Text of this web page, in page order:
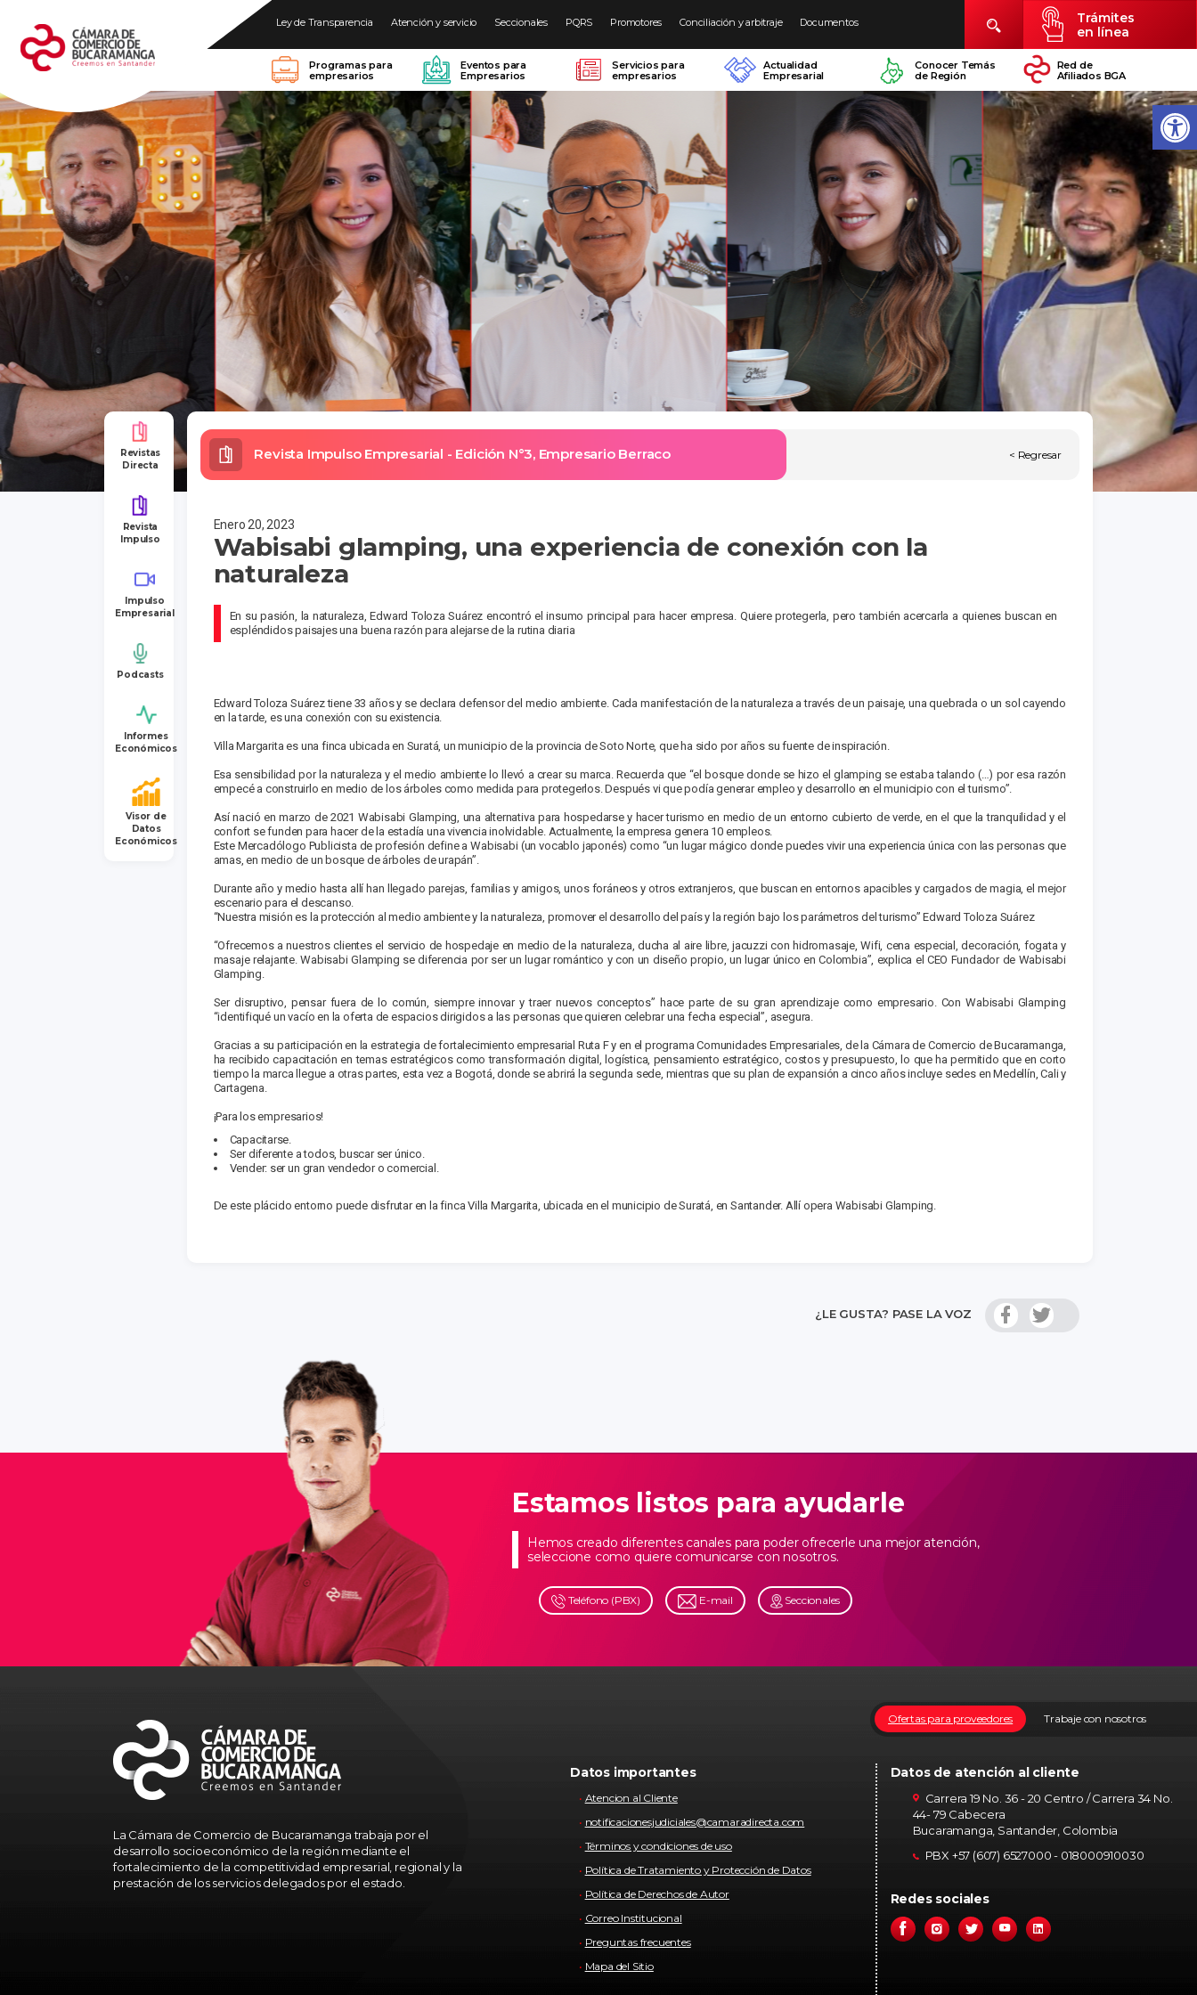
Ley de Transparencia Atención y servicio Seccionales PQRS Promotores Conciliación y arbitraje Documentos
Trámites
en línea
Programas para
empresarios
Eventos para
Empresarios
Servicios para
empresarios
Actualidad
Empresarial
Conocer Temás
de Región
Red de
Afiliados BGA
Revistas
Directa
Revista
Impulso
Impulso
Empresarial
Podcasts
Informes
Económicos
Visor de
Datos
Económicos
Revista Impulso Empresarial - Edición N°3, Empresario Berraco < Regresar
Enero 20, 2023
Wabisabi glamping, una experiencia de conexión con la
naturaleza
En su pasión, la naturaleza, Edward Toloza Suárez encontró el insumo principal para hacer empresa. Quiere protegerla, pero también acercarla a quienes buscan en
espléndidos paisajes una buena razón para alejarse de la rutina diaria
Edward Toloza Suárez tiene 33 años y se declara defensor del medio ambiente. Cada manifestación de la naturaleza a través de un paisaje, una quebrada o un sol cayendo
en la tarde, es una conexión con su existencia.
Villa Margarita es una finca ubicada en Suratá, un municipio de la provincia de Soto Norte, que ha sido por años su fuente de inspiración.
Esa sensibilidad por la naturaleza y el medio ambiente lo llevó a crear su marca. Recuerda que “el bosque donde se hizo el glamping se estaba talando (…) por esa razón
empecé a construirlo en medio de los árboles como medida para protegerlos. Después vi que podía generar empleo y desarrollo en el municipio con el turismo”.
Así nació en marzo de 2021 Wabisabi Glamping, una alternativa para hospedarse y hacer turismo en medio de un entorno cubierto de verde, en el que la tranquilidad y el
confort se funden para hacer de la estadía una vivencia inolvidable. Actualmente, la empresa genera 10 empleos.
Este Mercadólogo Publicista de profesión define a Wabisabi (un vocablo japonés) como “un lugar mágico donde puedes vivir una experiencia única con las personas que
amas, en medio de un bosque de árboles de urapán”.
Durante año y medio hasta allí han llegado parejas, familias y amigos, unos foráneos y otros extranjeros, que buscan en entornos apacibles y cargados de magia, el mejor
escenario para el descanso.
“Nuestra misión es la protección al medio ambiente y la naturaleza, promover el desarrollo del país y la región bajo los parámetros del turismo” Edward Toloza Suárez
“Ofrecemos a nuestros clientes el servicio de hospedaje en medio de la naturaleza, ducha al aire libre, jacuzzi con hidromasaje, Wifi, cena especial, decoración, fogata y
masaje relajante. Wabisabi Glamping se diferencia por ser un lugar romántico y con un diseño propio, un lugar único en Colombia”, explica el CEO Fundador de Wabisabi
Glamping.
Ser disruptivo, pensar fuera de lo común, siempre innovar y traer nuevos conceptos” hace parte de su gran aprendizaje como empresario. Con Wabisabi Glamping
“identifiqué un vacío en la oferta de espacios dirigidos a las personas que quieren celebrar una fecha especial”, asegura.
Gracias a su participación en la estrategia de fortalecimiento empresarial Ruta F y en el programa Comunidades Empresariales, de la Cámara de Comercio de Bucaramanga,
ha recibido capacitación en temas estratégicos como transformación digital, logística, pensamiento estratégico, costos y presupuesto, lo que ha permitido que en corto
tiempo la marca llegue a otras partes, esta vez a Bogotá, donde se abrirá la segunda sede, mientras que su plan de expansión a cinco años incluye sedes en Medellín, Cali y
Cartagena.
¡Para los empresarios!
Capacitarse.
Ser diferente a todos, buscar ser único.
Vender: ser un gran vendedor o comercial.
De este plácido entorno puede disfrutar en la finca Villa Margarita, ubicada en el municipio de Suratá, en Santander. Allí opera Wabisabi Glamping.
¿LE GUSTA? PASE LA VOZ
Estamos listos para ayudarle
Hemos creado diferentes canales para poder ofrecerle una mejor atención,
seleccione como quiere comunicarse con nosotros.
Teléfono (PBX) E-mail Seccionales
La Cámara de Comercio de Bucaramanga trabaja por el
desarrollo socioeconómico de la región mediante el
fortalecimiento de la competitividad empresarial, regional y la
prestación de los servicios delegados por el estado.
Trabaje con nosotros
Ofertas para proveedores
Datos importantes
Atencion al Cliente
notificacionesjudiciales@camaradirecta.com
Términos y condiciones de uso
Política de Tratamiento y Protección de Datos
Política de Derechos de Autor
Correo Institucional
Preguntas frecuentes
Mapa del Sitio
Datos de atención al cliente
Carrera 19 No. 36 - 20 Centro / Carrera 34 No.
44- 79 Cabecera
Bucaramanga, Santander, Colombia
PBX +57 (607) 6527000 - 018000910030
Redes sociales